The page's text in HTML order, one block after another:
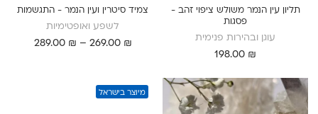
תליון עין הנמר משולש ציפוי זהב -
פסגות
עוגן ובהירות פנימית
198.00 ₪
צמיד סיטרין ועין הנמר - התגשמות
לשפע ואופטימיות
269.00 ₪
–
289.00 ₪
טווח
מיוצר בישראל